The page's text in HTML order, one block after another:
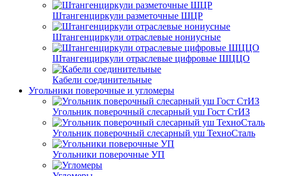
Штангенциркули разметочные ШЦР
Штангенциркули отраслевые нониусные
Штангенциркули отраслевые цифровые ШЦЦО
Кабели соединительные
Угольники поверочные и угломеры
Угольник поверочный слесарный уш Гост СтИЗ
Угольник поверочный слесарный уш ТехноСталь
Угольники поверочные УП